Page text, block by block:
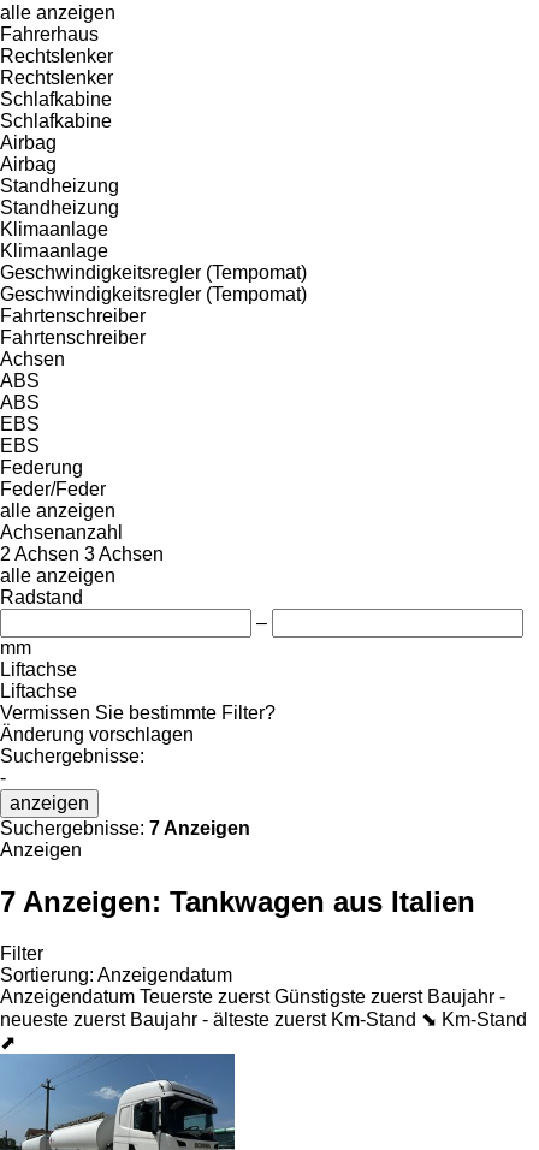
alle anzeigen
Fahrerhaus
Rechtslenker
Rechtslenker
Schlafkabine
Schlafkabine
Airbag
Airbag
Standheizung
Standheizung
Klimaanlage
Klimaanlage
Geschwindigkeitsregler (Tempomat)
Geschwindigkeitsregler (Tempomat)
Fahrtenschreiber
Fahrtenschreiber
Achsen
ABS
ABS
EBS
EBS
Federung
Feder/Feder
alle anzeigen
Achsenanzahl
2 Achsen 3 Achsen
alle anzeigen
Radstand
–
mm
Liftachse
Liftachse
Vermissen Sie bestimmte Filter?
Änderung vorschlagen
Suchergebnisse:
-
anzeigen
Suchergebnisse: 7 Anzeigen
Anzeigen
7 Anzeigen: Tankwagen aus Italien
Filter
Sortierung: Anzeigendatum
Anzeigendatum Teuerste zuerst Günstigste zuerst Baujahr -
neueste zuerst Baujahr - älteste zuerst Km-Stand ⬊ Km-Stand
⬈